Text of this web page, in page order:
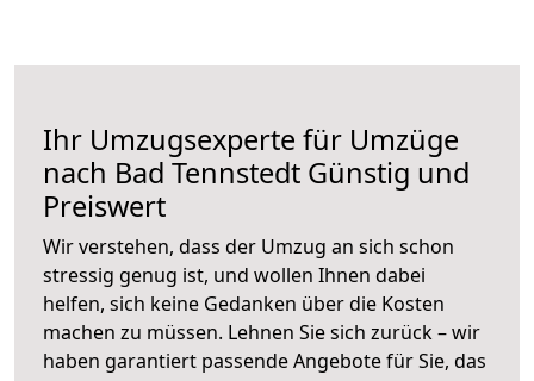
Ihr Umzugsexperte für Umzüge
nach Bad Tennstedt Günstig und
Preiswert
Wir verstehen, dass der Umzug an sich schon
stressig genug ist, und wollen Ihnen dabei
helfen, sich keine Gedanken über die Kosten
machen zu müssen. Lehnen Sie sich zurück – wir
haben garantiert passende Angebote für Sie, das